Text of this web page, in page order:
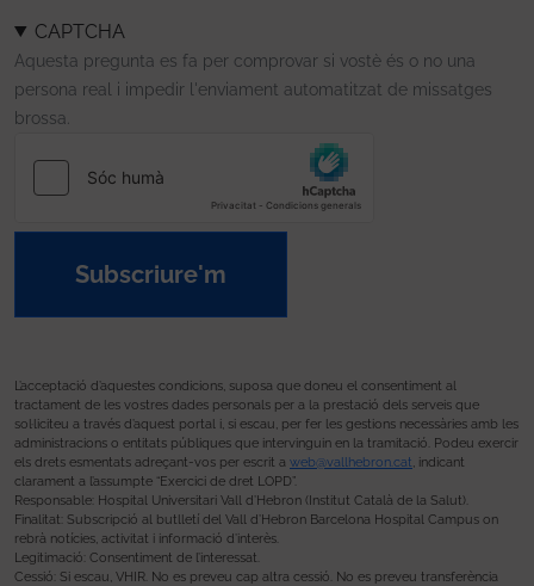
CAPTCHA
Aquesta pregunta es fa per comprovar si vostè és o no una
persona real i impedir l'enviament automatitzat de missatges
brossa.
Subscriure'm
L’acceptació d’aquestes condicions, suposa que doneu el consentiment al
tractament de les vostres dades personals per a la prestació dels serveis que
sol·liciteu a través d’aquest portal i, si escau, per fer les gestions necessàries amb les
administracions o entitats públiques que intervinguin en la tramitació. Podeu exercir
els drets esmentats adreçant-vos per escrit a web@vallhebron.cat, indicant
clarament a l’assumpte “Exercici de dret LOPD”.
Responsable: Hospital Universitari Vall d’Hebron (Institut Català de la Salut).
Finalitat: Subscripció al butlletí del Vall d’Hebron Barcelona Hospital Campus on
rebrà notícies, activitat i informació d’interès.
Legitimació: Consentiment de l’interessat.
Cessió: Si escau, VHIR. No es preveu cap altra cessió. No es preveu transferència